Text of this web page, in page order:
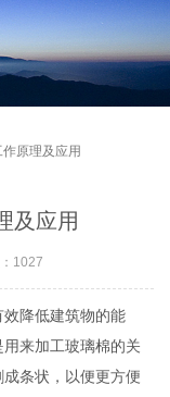
原理及应用
及应用
1027
降低建筑物的能
来加工玻璃棉的关
条状，以便更方便